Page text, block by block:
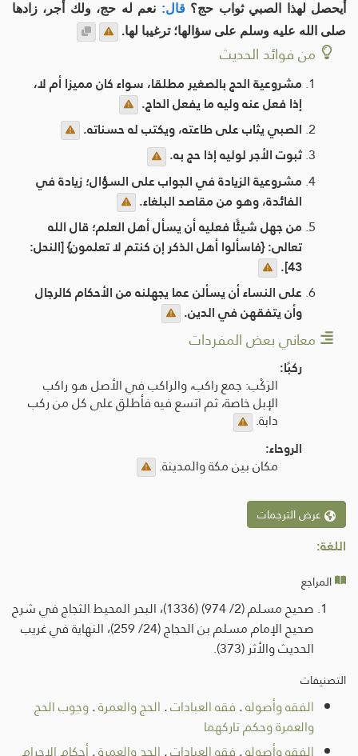
أيحصل لهذا الصبي ثواب حج؟ قال: نعم له حج، ولك أجر، زادها
صلى الله عليه وسلم على سؤالها؛ ترغيبا لها.
من فوائد الحديث
مشروعية الحج بالصغير مطلقا، سواء كان مميزا أم لا،
إذا فعل عنه وليه ما يفعل الحاج.
الصبي يثاب على طاعته، ويكتب له حسناته.
ثبوت الأجر لوليه إذا حج به.
مشروعية الزيادة في الجواب على السؤال؛ زيادة في
الفائدة، وهو من مقاصد البلغاء.
من جهل شيئًا فعليه أن يسأل أهل العلم؛ قال الله
تعالى: {فاسألوا أهل الذكر إن كنتم لا تعلمون} [النحل:
43].
على النساء أن يسألن عما يجهلنه من الأحكام كالرجال
وأن يتفقهن في الدين.
معاني بعض المفردات
ركبًا:
الرَكْب: جمع راكب، والراكب في الأصل هو راكب
الإبل خاصة، ثم اتسع فيه فأطلق على كل من ركب
دابة.
الروحاء:
مكان بين مكة والمدينة.
عرض الترجمات
اللغة:
المراجع
صحيح مسلم (2/ 974) (1336)، البحر المحيط الثجاج في شرح
صحيح الإمام مسلم بن الحجاج (24/ 259)، النهاية في غريب
الحديث والأثر (373).
التصنيفات
الفقه وأصوله. فقه العبادات. الحج والعمرة.وجوب الحج
والعمرة وحكم تاركهما